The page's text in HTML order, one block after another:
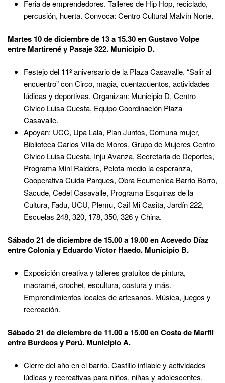
Feria de emprendedores. Talleres de Hip Hop, reciclado,
percusión, huerta. Convoca: Centro Cultural Malvín Norte.
Martes 10 de diciembre de 13 a 15.30 en Gustavo Volpe
entre Martirené y Pasaje 322. Municipio D.
Festejo del 11º aniversario de la Plaza Casavalle. “Salir al
encuentro” con Circo, magia, cuentacuentos, actividades
lúdicas y deportivas. Organizan: Municipio D, Centro
Cívico Luisa Cuesta, Equipo Coordinación Plaza
Casavalle.
Apoyan: UCC, Upa Lala, Plan Juntos, Comuna mujer,
Biblioteca Carlos Villa de Moros, Grupo de Mujeres Centro
Cívico Luisa Cuesta, Inju Avanza, Secretaria de Deportes,
Programa Mini Raiders, Pelota medio la esperanza,
Cooperativa Cuida Parques, Obra Ecumenica Barrio Borro,
Sacude, Cedel Casavalle, Programa Esquinas de la
Cultura, Fadu, UCU, Plemu, Caif Mi Casita, Jardín 222,
Escuelas 248, 320, 178, 350, 326 y China.
Sábado 21 de diciembre de 15.00 a 19.00 en Acevedo Díaz
entre Colonia y Eduardo Víctor Haedo. Municipio B.
Exposición creativa y talleres gratuitos de pintura,
macramé, crochet, escultura, costura y más.
Emprendimientos locales de artesanos. Música, juegos y
recreación.
Sábado 21 de diciembre de 11.00 a 15.00 en Costa de Marfil
entre Burdeos y Perú. Municipio A.
Cierre del año en el barrio. Castillo inflable y actividades
lúdicas y recreativas para niños, niñas y adolescentes.